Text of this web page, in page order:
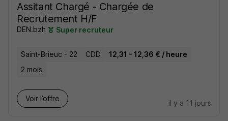
Assitant Chargé - Chargée de
Recrutement H/F
DEN.bzh Super recruteur
Saint-Brieuc - 22 CDD
12,31 - 12,36 € / heure
2 mois
Voir l’offre
il y a 11 jours